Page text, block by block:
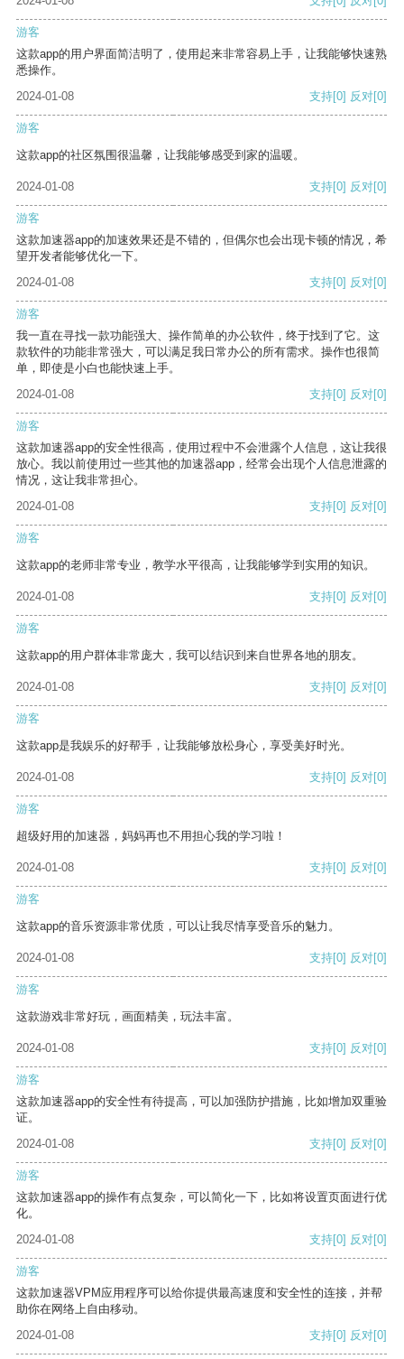
游客
这款app的用户界面简洁明了，使用起来非常容易上手，让我能够快速熟
悉操作。
2024-01-08
支持[0] 反对[0]
游客
这款app的社区氛围很温馨，让我能够感受到家的温暖。
2024-01-08 支持[0] 反对[0]
游客
这款加速器app的加速效果还是不错的，但偶尔也会出现卡顿的情况，希
望开发者能够优化一下。
2024-01-08
支持[0] 反对[0]
游客
我一直在寻找一款功能强大、操作简单的办公软件，终于找到了它。这
款软件的功能非常强大，可以满足我日常办公的所有需求。操作也很简
单，即使是小白也能快速上手。
2024-01-08
支持[0] 反对[0]
游客
这款加速器app的安全性很高，使用过程中不会泄露个人信息，这让我很
放心。我以前使用过一些其他的加速器app，经常会出现个人信息泄露的
情况，这让我非常担心。
2024-01-08
支持[0] 反对[0]
游客
这款app的老师非常专业，教学水平很高，让我能够学到实用的知识。
2024-01-08 支持[0] 反对[0]
游客
这款app的用户群体非常庞大，我可以结识到来自世界各地的朋友。
2024-01-08 支持[0] 反对[0]
游客
这款app是我娱乐的好帮手，让我能够放松身心，享受美好时光。
2024-01-08 支持[0] 反对[0]
游客
超级好用的加速器，妈妈再也不用担心我的学习啦！
2024-01-08 支持[0] 反对[0]
游客
这款app的音乐资源非常优质，可以让我尽情享受音乐的魅力。
2024-01-08 支持[0] 反对[0]
游客
这款游戏非常好玩，画面精美，玩法丰富。
2024-01-08 支持[0] 反对[0]
游客
这款加速器app的安全性有待提高，可以加强防护措施，比如增加双重验
证。
2024-01-08
支持[0] 反对[0]
游客
这款加速器app的操作有点复杂，可以简化一下，比如将设置页面进行优
化。
2024-01-08
支持[0] 反对[0]
游客
这款加速器VPM应用程序可以给你提供最高速度和安全性的连接，并帮
助你在网络上自由移动。
2024-01-08
支持[0] 反对[0]